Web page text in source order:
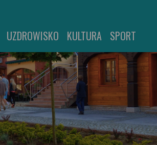
UZDROWISKO KULTURA SPORT